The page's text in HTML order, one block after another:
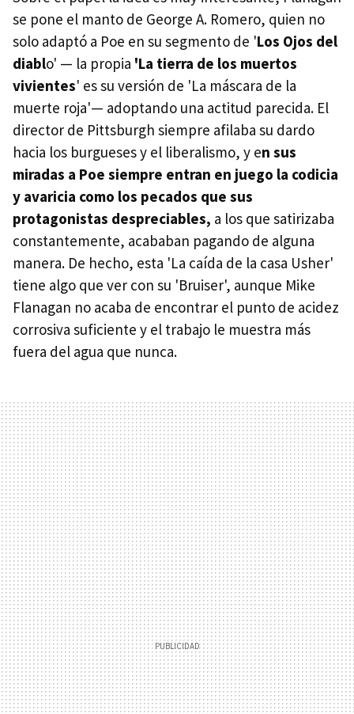
se pone el manto de George A. Romero, quien no
solo adaptó a Poe en su segmento de 'Los Ojos del
diablo' — la propia 'La tierra de los muertos
vivientes' es su versión de 'La máscara de la
muerte roja'— adoptando una actitud parecida. El
director de Pittsburgh siempre afilaba su dardo
hacia los burgueses y el liberalismo, y en sus
miradas a Poe siempre entran en juego la codicia
y avaricia como los pecados que sus
protagonistas despreciables, a los que satirizaba
constantemente, acababan pagando de alguna
manera. De hecho, esta 'La caída de la casa Usher'
tiene algo que ver con su 'Bruiser', aunque Mike
Flanagan no acaba de encontrar el punto de acidez
corrosiva suficiente y el trabajo le muestra más
fuera del agua que nunca.